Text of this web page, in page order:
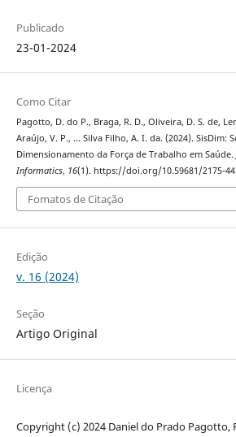
Publicado
23-01-2024
Como Citar
Pagotto, D. do P., Braga, R. D., Oliveira, D. S. de,
Araújo, V. P., … Silva Filho, A. I. da. (2024). SisDim:
Dimensionamento da Força de Trabalho em Saúde.
Informatics, 16(1). https://doi.org/10.59681/2175-
Fomatos de Citação
Edição
v. 16 (2024)
Seção
Artigo Original
Licença
Copyright (c) 2024 Daniel do Prado Pagotto,